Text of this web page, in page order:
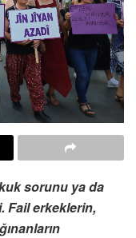
sorunu ya da
Fail erkeklerin,